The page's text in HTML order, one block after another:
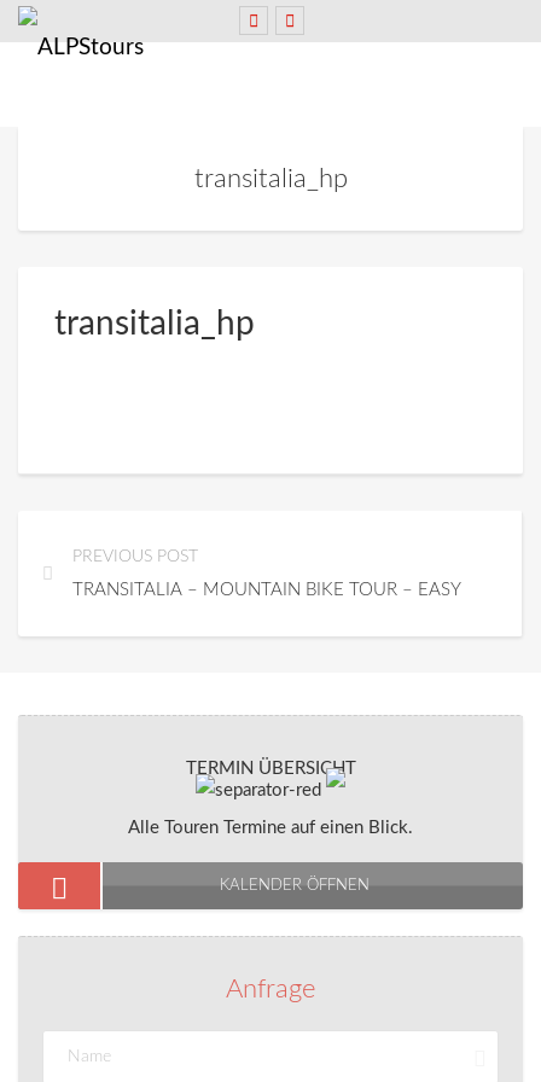
transitalia_hp
transitalia_hp
PREVIOUS POST
TRANSITALIA – MOUNTAIN BIKE TOUR – EASY
TERMIN ÜBERSICHT
Alle Touren Termine auf einen Blick.
KALENDER ÖFFNEN
Anfrage